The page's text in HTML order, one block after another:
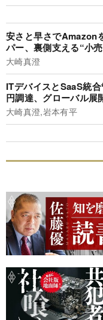
安さと早さでAmazon
パー、裏側支える“小
大崎真澄
ITデバイスとSaaS統
円調達、グローバル展
大崎真澄,岩本有平